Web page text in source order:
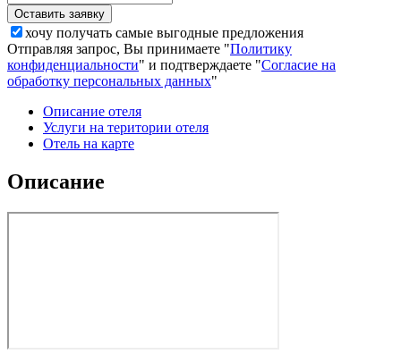
хочу получать самые выгодные предложения
Отправляя запрос, Вы принимаете "Политику
конфиденциальности" и подтверждаете "Согласие на
обработку персональных данных"
Описание отеля
Услуги на територии отеля
Отель на карте
Описание